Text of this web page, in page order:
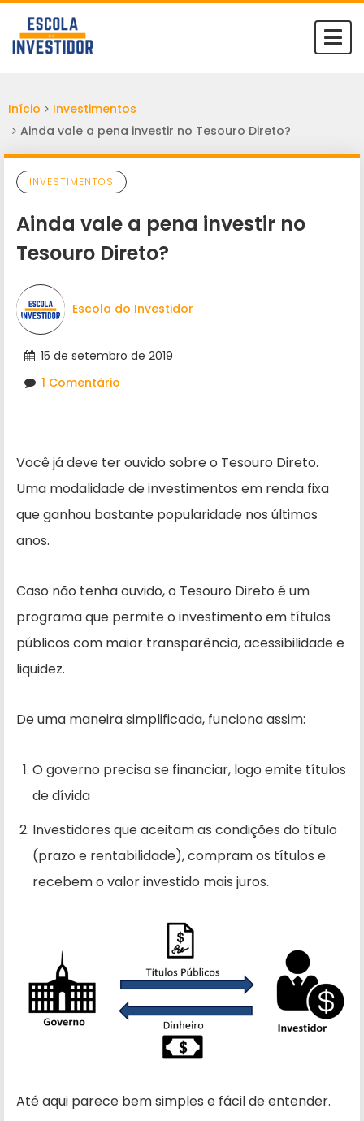
Início
Investimentos
Ainda vale a pena investir no Tesouro Direto?
INVESTIMENTOS
Ainda vale a pena investir no
Tesouro Direto?
Escola do Investidor
15 de setembro de 2019
1 Comentário
Você já deve ter ouvido sobre o Tesouro Direto.
Uma modalidade de investimentos em renda fixa
que ganhou bastante popularidade nos últimos
anos.
Caso não tenha ouvido, o Tesouro Direto é um
programa que permite o investimento em títulos
públicos com maior transparência, acessibilidade e
liquidez.
De uma maneira simplificada, funciona assim:
O governo precisa se financiar, logo emite títulos
de dívida
Investidores que aceitam as condições do título
(prazo e rentabilidade), compram os títulos e
recebem o valor investido mais juros.
Até aqui parece bem simples e fácil de entender.